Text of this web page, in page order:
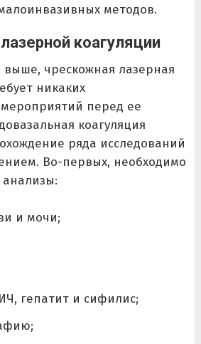
методов.
коагуляции
выше, чрескожная лазерная
никаких
перед ее
коагуляция
ряда исследований
Во-первых, необходимо
и мочи;
гепатит и сифилис;